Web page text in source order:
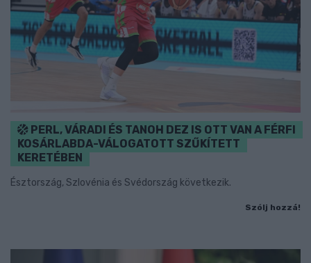
PERL, VÁRADI ÉS TANOH DEZ IS OTT VAN A FÉRFI
KOSÁRLABDA-VÁLOGATOTT SZŰKÍTETT
KERETÉBEN
Észtország, Szlovénia és Svédország következik.
Szólj hozzá!